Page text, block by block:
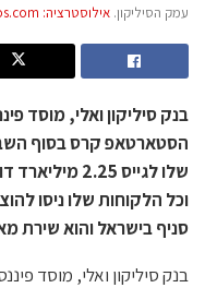
עמק הסיליקון. אילוסטרציה: depositphotos.com
בנק סיליקון ואלי, מוסד
שלו לגייס
וכל הלקוחות שלו ניסו
סניף בישראל והוא שירת
בנק סיליקון ואלי, מוסד